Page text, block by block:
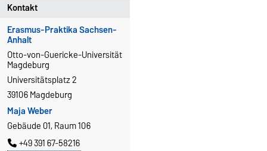
Kontakt
Erasmus-Praktika Sachsen-
Anhalt
Otto-von-Guericke-Universität
Magdeburg
Universitätsplatz 2
39106 Magdeburg
Maja Weber
Gebäude 01, Raum 106
+49 391 67-58216